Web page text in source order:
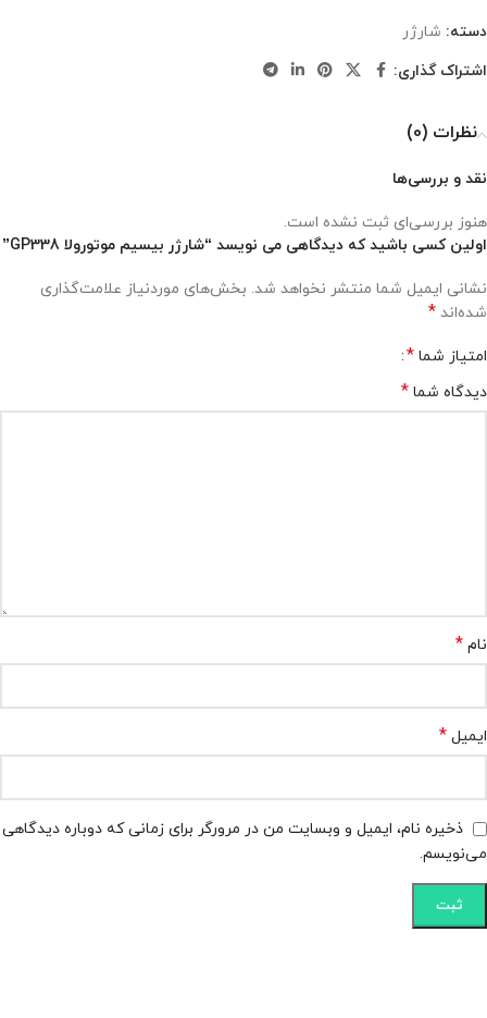
دسته: شارژر
اشتراک گذاری:
نظرات (0)
نقد و بررسی‌ها
هنوز بررسی‌ای ثبت نشده است.
اولین کسی باشید که دیدگاهی می نویسد “شارژر بیسیم موتورولا GP338”
نشانی ایمیل شما منتشر نخواهد شد. بخش‌های موردنیاز علامت‌گذاری
شده‌اند *
امتیاز شما *
دیدگاه شما *
نام *
ایمیل *
ذخیره نام، ایمیل و وبسایت من در مرورگر برای زمانی که دوباره دیدگاهی
می‌نویسم.